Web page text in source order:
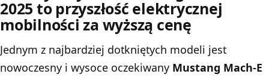
2025 to przyszłość elektrycznej
mobilności za wyższą cenę
Jednym z najbardziej dotkniętych modeli jest
nowoczesny i wysoce oczekiwany Mustang Mach-E